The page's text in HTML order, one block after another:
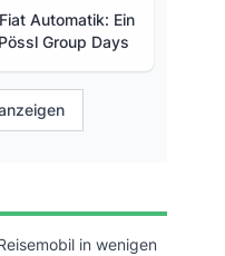
Automatik: Ein
Group Days
in wenigen